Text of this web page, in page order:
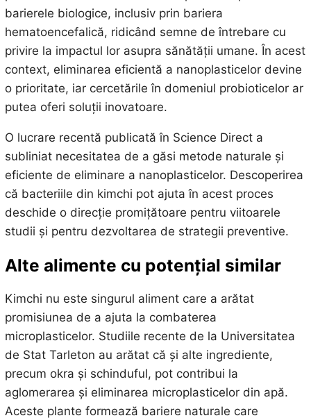
barierele biologice, inclusiv prin bariera
hematoencefalică, ridicând semne de întrebare cu
privire la impactul lor asupra sănătății umane. În acest
context, eliminarea eficientă a nanoplasticelor devine
o prioritate, iar cercetările în domeniul probioticelor ar
putea oferi soluții inovatoare.
O lucrare recentă publicată în Science Direct a
subliniat necesitatea de a găsi metode naturale și
eficiente de eliminare a nanoplasticelor. Descoperirea
că bacteriile din kimchi pot ajuta în acest proces
deschide o direcție promițătoare pentru viitoarele
studii și pentru dezvoltarea de strategii preventive.
Alte alimente cu potențial similar
Kimchi nu este singurul aliment care a arătat
promisiunea de a ajuta la combaterea
microplasticelor. Studiile recente de la Universitatea
de Stat Tarleton au arătat că și alte ingrediente,
precum okra și schinduful, pot contribui la
aglomerarea și eliminarea microplasticelor din apă.
Aceste plante formează bariere naturale care